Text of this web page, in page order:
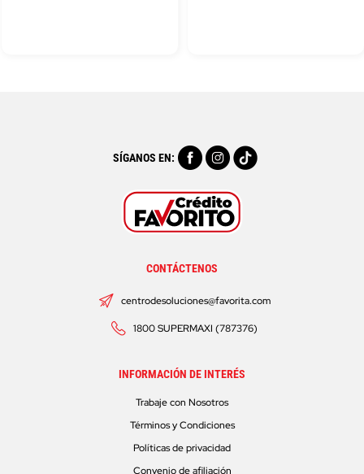
SÍGANOS EN:
CONTÁCTENOS
centrodesoluciones@favorita.com
1800 SUPERMAXI (787376)
INFORMACIÓN DE INTERÉS
Trabaje con Nosotros
Términos y Condiciones
Políticas de privacidad
Convenio de afiliación